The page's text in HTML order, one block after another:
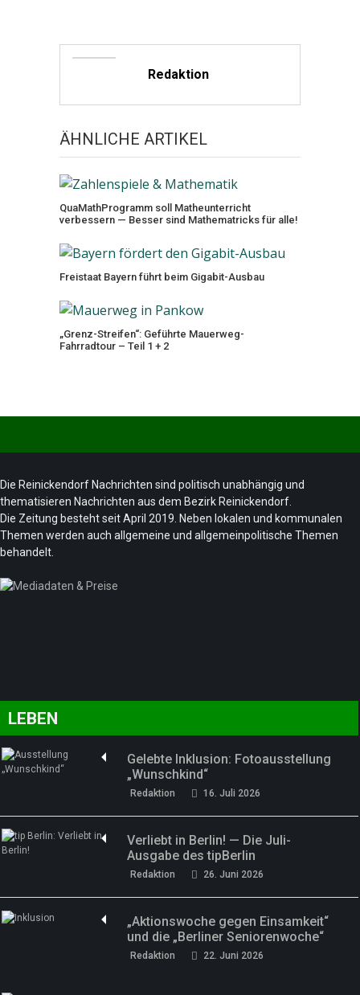
Redaktion
ÄHNLICHE ARTIKEL
QuaMathProgramm soll Matheunterricht
verbessern — Besser sind Mathematricks für alle!
Freistaat Bayern führt beim Gigabit-Ausbau
„Grenz-Streifen“: Geführte Mauerweg-
Fahrradtour – Teil 1 + 2
Die Reinickendorf Nachrichten sind politisch unabhängig und
thematisieren Nachrichten aus dem Bezirk Reinickendorf.
Die Zeitung besteht seit April 2019. Neben lokalen und kommunalen
Themen werden auch allgemeine und allgemeinpolitische Themen
behandelt.
LEBEN
Gelebte Inklusion: Fotoausstellung
„Wunschkind“
Redaktion 16. Juli 2026
Verliebt in Berlin! — Die Juli-
Ausgabe des tipBerlin
Redaktion 26. Juni 2026
„Aktionswoche gegen Einsamkeit“
und die „Berliner Seniorenwoche“
Redaktion 22. Juni 2026